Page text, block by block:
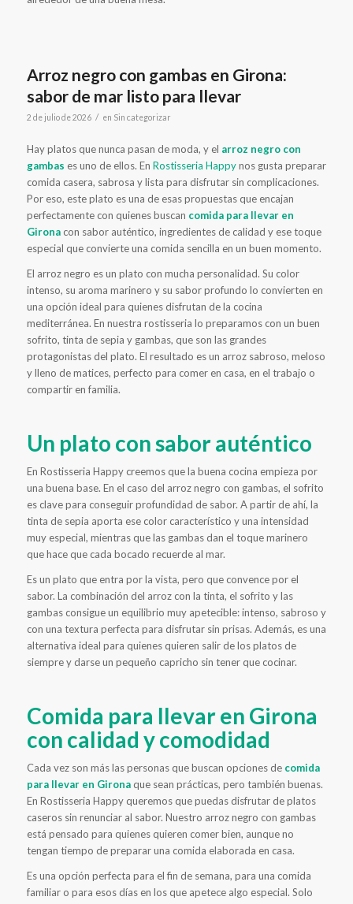
Arroz negro con gambas en Girona:
sabor de mar listo para llevar
2 de julio de 2026 / en Sin categorizar
Hay platos que nunca pasan de moda, y el arroz negro con
gambas es uno de ellos. En Rostisseria Happynos gusta preparar
comida casera, sabrosa y lista para disfrutar sin complicaciones.
Por eso, este plato es una de esas propuestas que encajan
perfectamente con quienes buscan comida para llevar en
Gironacon sabor auténtico, ingredientes de calidad y ese toque
especial que convierte una comida sencilla en un buen momento.
El arroz negro es un plato con mucha personalidad. Su color
intenso, su aroma marinero y su sabor profundo lo convierten en
una opción ideal para quienes disfrutan de la cocina
mediterránea. En nuestra rostisseria lo preparamos con un buen
sofrito, tinta de sepia y gambas, que son las grandes
protagonistas del plato. El resultado es un arroz sabroso, meloso
y lleno de matices, perfecto para comer en casa, en el trabajo o
compartir en familia.
Un plato con sabor auténtico
En Rostisseria Happy creemos que la buena cocina empieza por
una buena base. En el caso del arroz negro con gambas, el sofrito
es clave para conseguir profundidad de sabor. A partir de ahí, la
tinta de sepia aporta ese color característico y una intensidad
muy especial, mientras que las gambas dan el toque marinero
que hace que cada bocado recuerde al mar.
Es un plato que entra por la vista, pero que convence por el
sabor. La combinación del arroz con la tinta, el sofrito y las
gambas consigue un equilibrio muy apetecible: intenso, sabroso y
con una textura perfecta para disfrutar sin prisas. Además, es una
alternativa ideal para quienes quieren salir de los platos de
siempre y darse un pequeño capricho sin tener que cocinar.
Comida para llevar en Girona
con calidad y comodidad
Cada vez son más las personas que buscan opciones de comida
para llevar en Gironaque sean prácticas, pero también buenas.
En Rostisseria Happy queremos que puedas disfrutar de platos
caseros sin renunciar al sabor. Nuestro arroz negro con gambas
está pensado para quienes quieren comer bien, aunque no
tengan tiempo de preparar una comida elaborada en casa.
Es una opción perfecta para el fin de semana, para una comida
familiar o para esos días en los que apetece algo especial. Solo